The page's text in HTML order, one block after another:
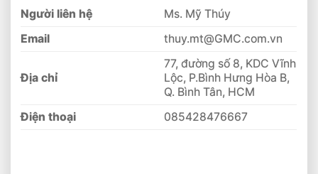
Người liên hệ
Ms. Mỹ Thúy
Email
thuy.mt@GMC.com.vn
Địa chỉ
77, đường số 8, KDC Vĩnh
Lộc, P.Bình Hưng Hòa B,
Q. Bình Tân, HCM
Điện thoại
085428476667